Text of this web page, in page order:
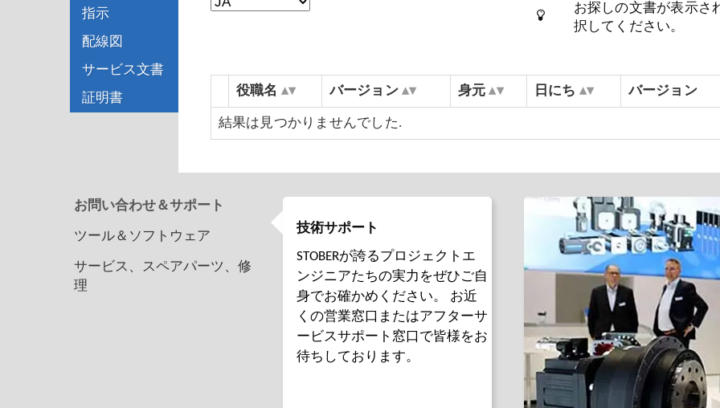
指示
配線図
サービス文書
証明書
お探しの文書が表示さ
択してください。
役職名 バージョン 身元 日にち バージョン
結果は見つかりませんでした.
お問い合わせ＆サポート
ツール＆ソフトウェア
サービス、スペアパーツ、修
理
技術サポート
STOBERが誇るプロジェクトエ
ンジニアたちの実力をぜひご自
身でお確かめください。 お近
くの営業窓口またはアフターサ
ービスサポート窓口で皆様をお
待ちしております。